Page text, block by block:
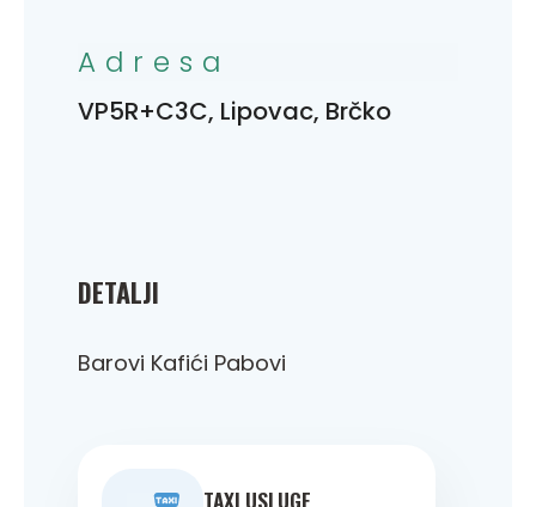
DETALJI
Barovi Kafići Pabovi
TAXI USLUGE
Adresa
VP5R+C3C, Lipovac, Brčko